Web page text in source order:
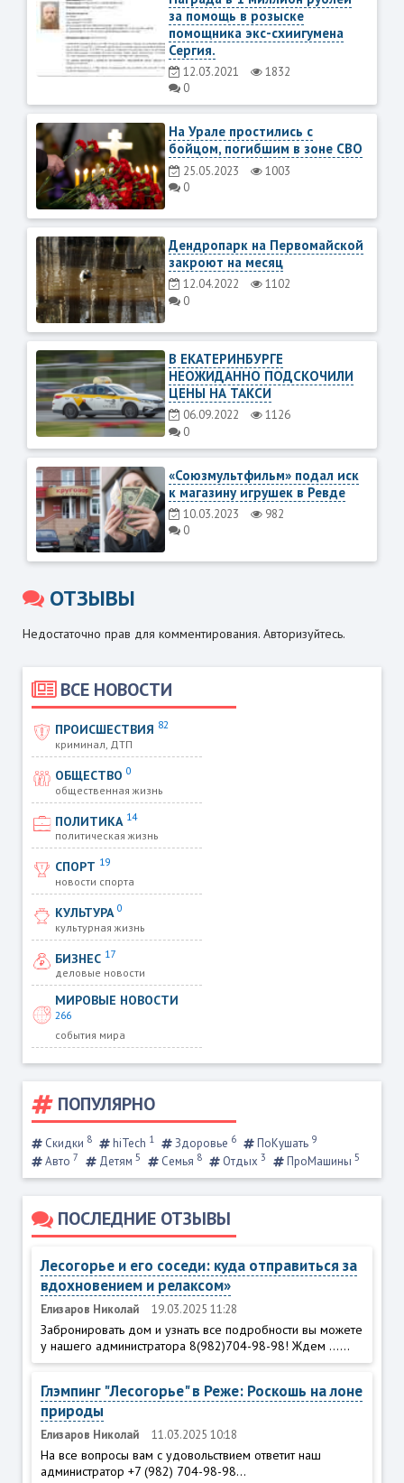
ВСЕ НОВОСТИ
ПРОИСШЕСТВИЯ 82
криминал, ДТП
ОБЩЕСТВО0
общественная жизнь
ПОЛИТИКА 14
политическая жизнь
СПОРТ 19
новости спорта
КУЛЬТУРА0
культурная жизнь
БИЗНЕС 17
деловые новости
МИРОВЫЕ НОВОСТИ
266
события мира
ПОПУЛЯРНО
Скидки 8 hiTech 1 Здоровье 6 ПоКушать 9
Авто 7 Детям 5 Семья 8 Отдых 3 ПроМашины 5
ПОСЛЕДНИЕ ОТЗЫВЫ
Лесогорье и его соседи: куда отправиться за
вдохновением и релаксом»
Елизаров Николай 19.03.2025 11:28
Забронировать дом и узнать все подробности вы можете
у нашего администратора 8(982)704-98-98! Ждем ......
Глэмпинг "Лесогорье" в Реже: Роскошь на лоне
природы
Елизаров Николай 11.03.2025 10:18
На все вопросы вам с удовольствием ответит наш
администратор +7 (982) 704-98-98...
за помощь в розыске
помощника экс-схиигумена
Сергия.
12.03.2021
1832
0
На Урале простились с
бойцом, погибшим в зоне СВО
25.05.2023
1003
0
Дендропарк на Первомайской
закроют на месяц
12.04.2022
1102
0
В ЕКАТЕРИНБУРГЕ
НЕОЖИДАННО ПОДСКОЧИЛИ
ЦЕНЫ НА ТАКСИ
06.09.2022
1126
0
«Союзмультфильм» подал иск
к магазину игрушек в Ревде
10.03.2023
982
0
ОТЗЫВЫ
Недостаточно прав для комментирования. Авторизуйтесь.